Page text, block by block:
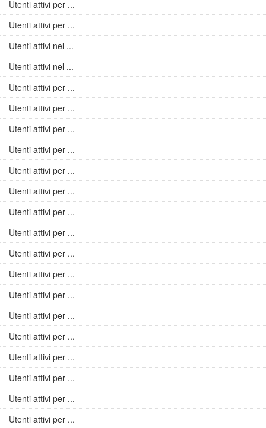
Utenti attivi per ...
Utenti attivi per ...
Utenti attivi nel ...
Utenti attivi nel ...
Utenti attivi per ...
Utenti attivi per ...
Utenti attivi per ...
Utenti attivi per ...
Utenti attivi per ...
Utenti attivi per ...
Utenti attivi per ...
Utenti attivi per ...
Utenti attivi per ...
Utenti attivi per ...
Utenti attivi per ...
Utenti attivi per ...
Utenti attivi per ...
Utenti attivi per ...
Utenti attivi per ...
Utenti attivi per ...
Utenti attivi per ...